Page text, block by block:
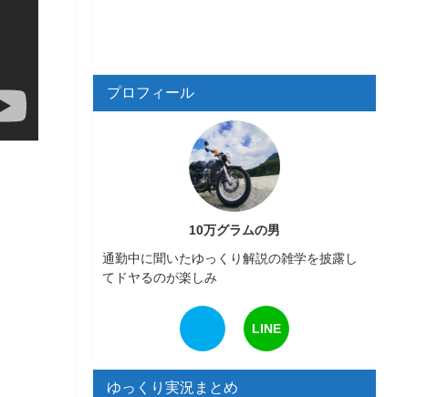
プロフィール
10万グラムの男
通勤中に聞いたゆっくり解説の雑学を披露し
てドヤるのが楽しみ
LINE
ゆっくり実況まとめ